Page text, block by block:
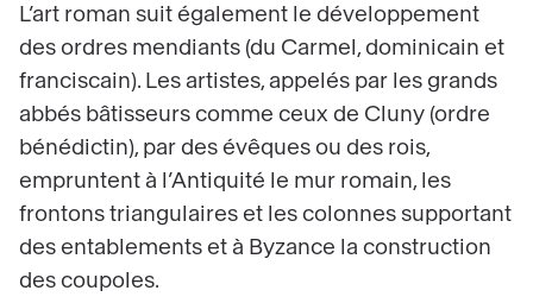
L’art roman suit également le développement
des ordres mendiants (du Carmel, dominicain et
franciscain). Les artistes, appelés par les grands
abbés bâtisseurs comme ceux de Cluny (ordre
bénédictin), par des évêques ou des rois,
empruntent à l’Antiquité le mur romain, les
frontons triangulaires et les colonnes supportant
des entablements et à Byzance la construction
des coupoles.